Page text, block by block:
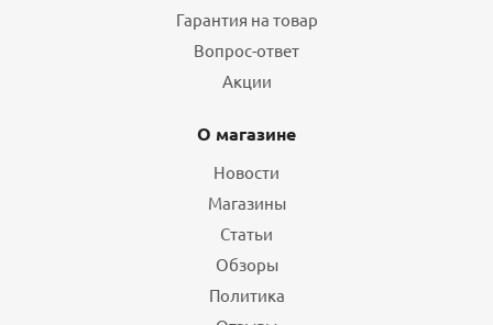
Гарантия на товар
Вопрос-ответ
Акции
О магазине
Новости
Магазины
Статьи
Обзоры
Политика